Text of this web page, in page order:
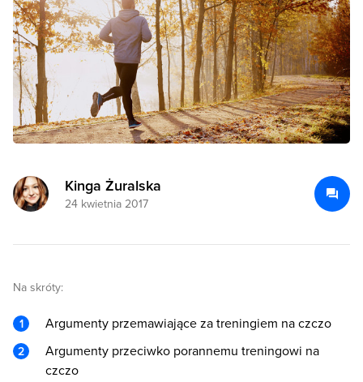
Kinga Żuralska
24 kwietnia 2017
Na skróty:
Argumenty przemawiające za treningiem na czczo
Argumenty przeciwko porannemu treningowi na
czczo